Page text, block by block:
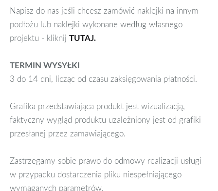
Napisz do nas jeśli chcesz zamówić naklejki na innym
podłożu lub naklejki wykonane według własnego
projektu - kliknij TUTAJ.
TERMIN WYSYŁKI
3 do 14 dni, licząc od czasu zaksięgowania płatności.
Grafika przedstawiająca produkt jest wizualizacją,
faktyczny wygląd produktu uzależniony jest od grafiki
przesłanej przez zamawiającego.
Zastrzegamy sobie prawo do odmowy realizacji usługi
w przypadku dostarczenia pliku niespełniającego
wymaganych parametrów.